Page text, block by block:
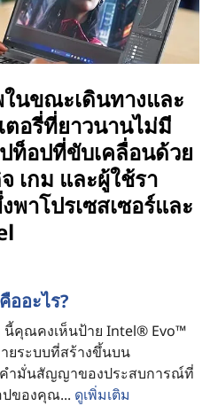
นขณะเดินทางและ
ตอรี่ที่ยาวนานไม่มี
ท็อปที่ขับเคลื่อนด้วย
เกม และผู้ใช้รา
าโปรเซสเซอร์และ
อะไร?
คุณคงเห็นป้าย Intel® Evo™
ยระบบที่สร้างขึ้นบน
ามั่นสัญญาของประสบการณ์ที่
ของคุณ... ดูเพิ่มเติม